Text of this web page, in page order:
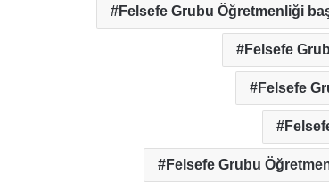
Felsefe Grubu Öğretmenliği
Felsefe
Felsefe
Felsefe Grubu